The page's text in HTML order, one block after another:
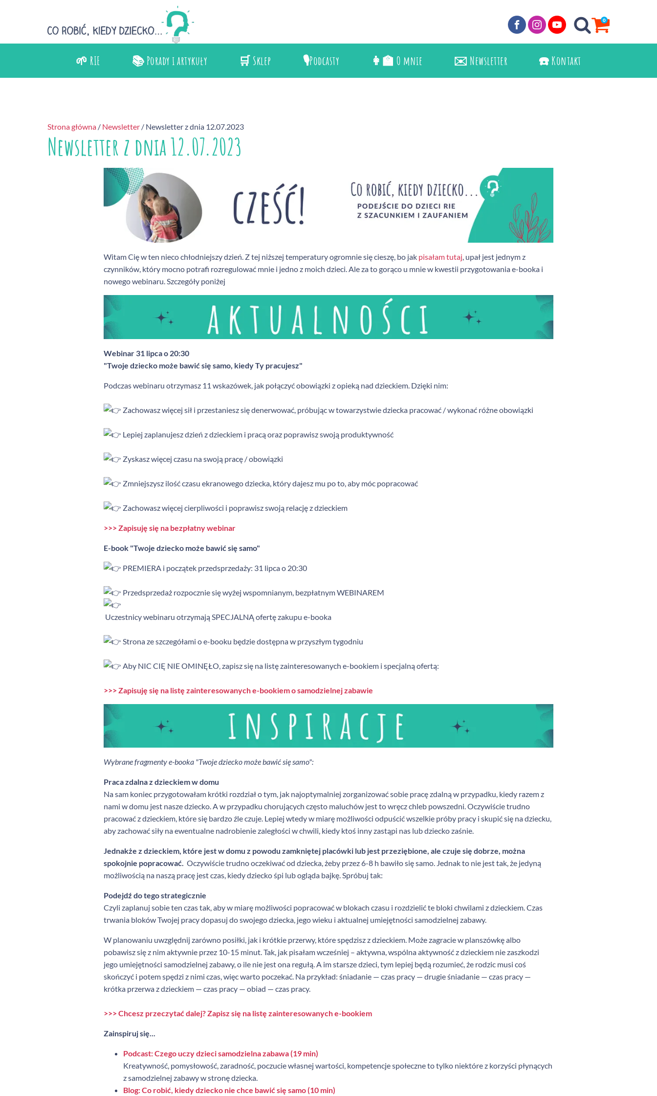
0
🌱 RIE 📚 Porady i artykuły 🛒 Sklep 🎙️Podcasty 👩‍🏫 O mnie ✉️ Newsletter ☎️ Kontakt
Strona główna / Newsletter / Newsletter z dnia 12.07.2023
Newsletter z dnia 12.07.2023
Witam Cię w ten nieco chłodniejszy dzień. Z tej niższej temperatury ogromnie się cieszę, bo jak pisałam tutaj , upał jest jednym z
czynników, który mocno potrafi rozregulować mnie i jedno z moich dzieci. Ale za to gorąco u mnie w kwestii przygotowania e-booka i
nowego webinaru. Szczegóły poniżej
Webinar 31 lipca o 20:30
"Twoje dziecko może bawić się samo, kiedy Ty pracujesz"
Podczas webinaru otrzymasz 11 wskazówek, jak połączyć obowiązki z opieką nad dzieckiem. Dzięki nim:
Zachowasz więcej sił i przestaniesz się denerwować, próbując w towarzystwie dziecka pracować / wykonać różne obowiązki
Lepiej zaplanujesz dzień z dzieckiem i pracą oraz poprawisz swoją produktywność
Zyskasz więcej czasu na swoją pracę / obowiązki
Zmniejszysz ilość czasu ekranowego dziecka, który dajesz mu po to, aby móc popracować
Zachowasz więcej cierpliwości i poprawisz swoją relację z dzieckiem
>>> Zapisuję się na bezpłatny webinar
E-book "Twoje dziecko może bawić się samo"
PREMIERA i początek przedsprzedaży: 31 lipca o 20:30
Przedsprzedaż rozpocznie się wyżej wspomnianym, bezpłatnym WEBINAREM
Uczestnicy webinaru otrzymają SPECJALNĄ ofertę zakupu e-booka
Strona ze szczegółami o e-booku będzie dostępna w przyszłym tygodniu
Aby NIC CIĘ NIE OMINĘŁO, zapisz się na listę zainteresowanych e-bookiem i specjalną ofertą:
>>> Zapisuję się na listę zainteresowanych e-bookiem o samodzielnej zabawie
Wybrane fragmenty e-booka "Twoje dziecko może bawić się samo":
Praca zdalna z dzieckiem w domu
Na sam koniec przygotowałam krótki rozdział o tym, jak najoptymalniej zorganizować sobie pracę zdalną w przypadku, kiedy razem z
nami w domu jest nasze dziecko. A w przypadku chorujących często maluchów jest to wręcz chleb powszedni. Oczywiście trudno
pracować z dzieckiem, które się bardzo źle czuje. Lepiej wtedy w miarę możliwości odpuścić wszelkie próby pracy i skupić się na dziecku,
aby zachować siły na ewentualne nadrobienie zaległości w chwili, kiedy ktoś inny zastąpi nas lub dziecko zaśnie.
Jednakże z dzieckiem, które jest w domu z powodu zamkniętej placówki lub jest przeziębione, ale czuje się dobrze, można
spokojnie popracować. Oczywiście trudno oczekiwać od dziecka, żeby przez 6-8 h bawiło się samo. Jednak to nie jest tak, że jedyną
możliwością na naszą pracę jest czas, kiedy dziecko śpi lub ogląda bajkę. Spróbuj tak:
Podejdź do tego strategicznie
Czyli zaplanuj sobie ten czas tak, aby w miarę możliwości popracować w blokach czasu i rozdzielić te bloki chwilami z dzieckiem. Czas
trwania bloków Twojej pracy dopasuj do swojego dziecka, jego wieku i aktualnej umiejętności samodzielnej zabawy.
W planowaniu uwzględnij zarówno posiłki, jak i krótkie przerwy, które spędzisz z dzieckiem. Może zagracie w planszówkę albo
pobawisz się z nim aktywnie przez 10-15 minut. Tak, jak pisałam wcześniej – aktywna, wspólna aktywność z dzieckiem nie zaszkodzi
jego umiejętności samodzielnej zabawy, o ile nie jest ona regułą. A im starsze dzieci, tym lepiej będą rozumieć, że rodzic musi coś
skończyć i potem spędzi z nimi czas, więc warto poczekać. Na przykład: śniadanie — czas pracy — drugie śniadanie — czas pracy —
krótka przerwa z dzieckiem — czas pracy — obiad — czas pracy.
>>> Chcesz przeczytać dalej? Zapisz się na listę zainteresowanych e-bookiem
Zainspiruj się...
Podcast: Czego uczy dzieci samodzielna zabawa (19 min)
Kreatywność, pomysłowość, zaradność, poczucie własnej wartości, kompetencje społeczne to tylko niektóre z korzyści płynących
z samodzielnej zabawy w stronę dziecka.
Blog: Co robić, kiedy dziecko nie chce bawić się samo (10 min)